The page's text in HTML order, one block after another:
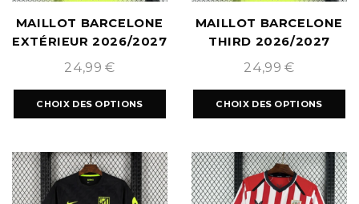
MAILLOT BARCELONE
EXTÉRIEUR 2026/2027
24,99€
CHOIX DES OPTIONS
MAILLOT BARCELONE
THIRD 2026/2027
24,99€
CHOIX DES OPTIONS